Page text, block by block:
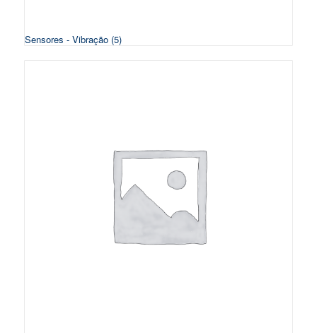
Sensores - Vibração (5)